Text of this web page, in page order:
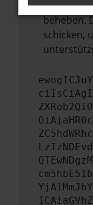
werden
beheben.
schicken,